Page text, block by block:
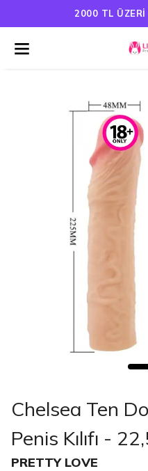
Chelsea Ten
Penis Kılıfı -
PRETTY LOVE